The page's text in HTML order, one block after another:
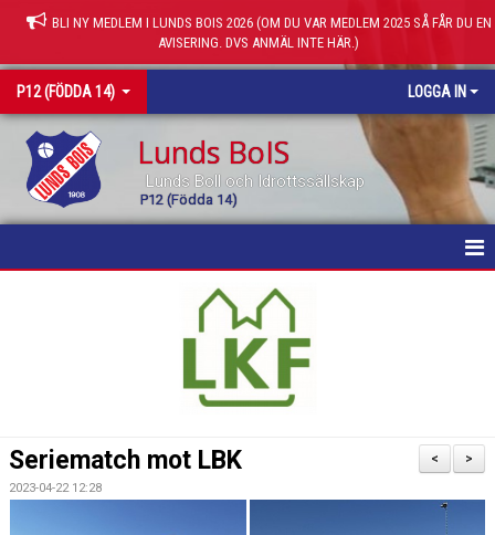
BLI NY MEDLEM I LUNDS BOIS 2026 (OM DU VAR MEDLEM 2025 SÅ FÅR DU EN
AVISERING. DVS ANMÄL INTE HÄR.)
P12 (FÖDDA 14) LOGGA IN
Lunds BoIS
Lunds Boll och Idrottssällskap
P12 (Födda 14)
KONTAKT
>
<
Seriematch mot LBK
2023-04-22 12:28